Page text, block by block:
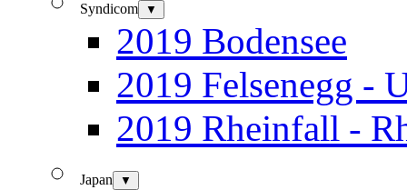
Syndicom ▼
2019 Bodensee
2019 Felsenegg -
2019 Rheinfall -
Japan ▼